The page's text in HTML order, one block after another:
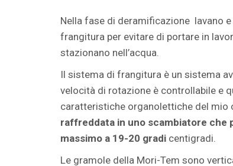
Nella fase di deramificazione lavano
frangitura per evitare di portare in
stazionano nell’acqua.
Il sistema di frangitura è un sistema
velocità di rotazione è controllabile e
caratteristiche organolettiche del mio
raffreddata in uno scambiatore che
massimo a 19-20 gradi centigradi.
Le gramole della Mori-Tem sono